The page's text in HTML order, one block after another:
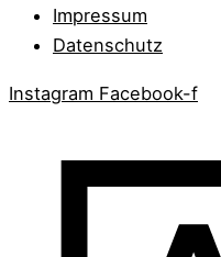
Impressum
Datenschutz
Instagram Facebook-f